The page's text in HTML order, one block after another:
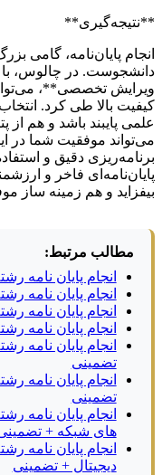
**نتیجه‌گیری**
انجام پایان‌نامه، گامی
دانشجوست. در چالوس،
ویرایش تخصصی**،
کیفیت بالا طی کرد.
علمی پایبند باشد و هم از
می‌تواند موفقیت شما در
برنامه‌ریزی دقیق و
پایان‌نامه‌ای فاخر و
بیفزاید و هم زمینه ساز
مطالب مرتبط:
انجام پایان نامه
انجام پایان نامه
انجام پایان
انجام پایان نامه
انجام پایان نامه
تضمینی
انجام پایان نامه
تضمینی
انجام پایان نامه
های شبکه +
انجام پایان نامه
دیجیتال + تضمینی